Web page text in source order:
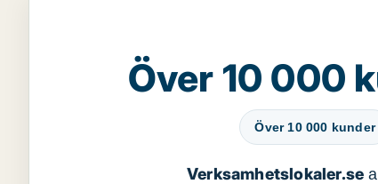
Över 10 000
Över 10 000 kunder
Verksamhetslokaler.se